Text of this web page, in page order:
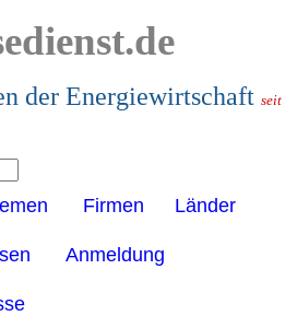
der Energiewirtschaft seit
Firmen Länder
Anmeldung